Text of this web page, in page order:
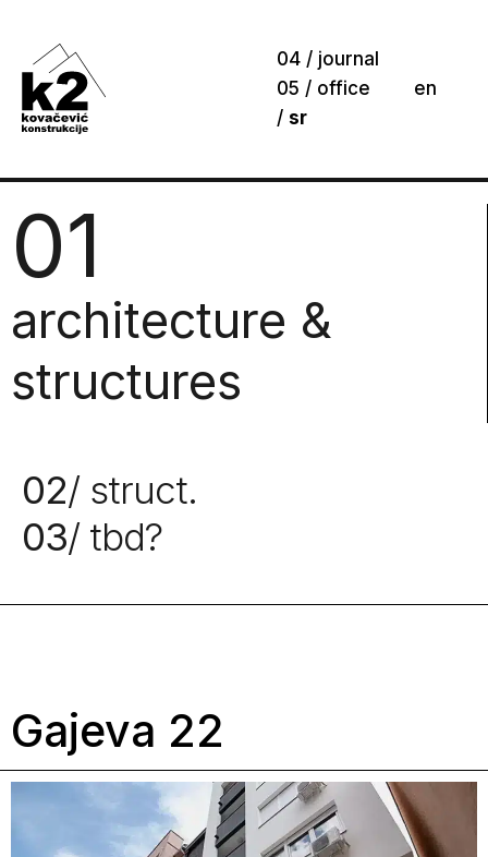
04 / journal
05 / office
en
/ sr
01
architecture &
structures
02/ struct.
03/ tbd?
Gajeva 22